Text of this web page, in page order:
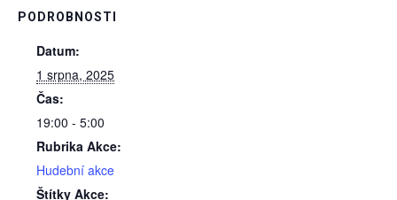
PODROBNOSTI
Datum:
1 srpna, 2025
Čas:
19:00 - 5:00
Rubrika Akce:
Hudební akce
Štítky Akce: